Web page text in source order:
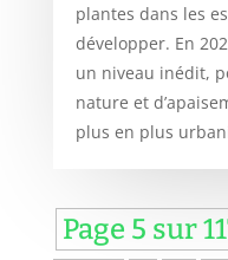
plantes dans les
développer. En
un niveau inédit,
nature et
plus en plus
Page 5 sur